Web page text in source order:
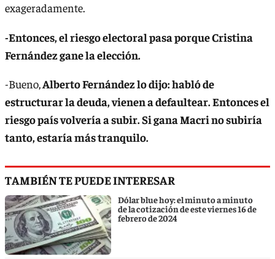
exageradamente.
-Entonces, el riesgo electoral pasa porque Cristina
Fernández gane la elección.
-Bueno,Alberto Fernández lo dijo: habló de
estructurar la deuda, vienen a defaultear. Entonces el
riesgo país volvería a subir. Si gana Macri no subiría
tanto, estaría más tranquilo.
TAMBIÉN TE PUEDE INTERESAR
Dólar blue hoy: el minuto a minuto
de la cotización de este viernes 16 de
febrero de 2024